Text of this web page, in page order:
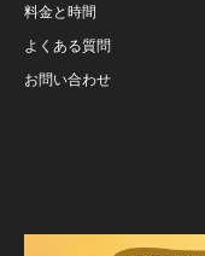
料金と時間
よくある質問
お問い合わせ